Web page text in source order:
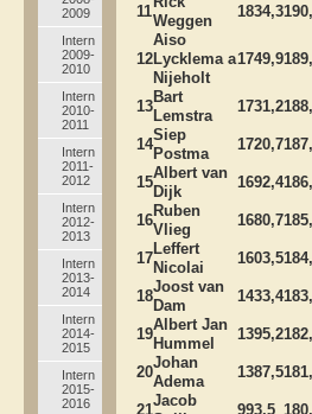
2009
Intern
2009-
2010
Intern
2010-
2011
Intern
2011-
2012
Intern
2012-
2013
Intern
2013-
2014
Intern
2014-
2015
Intern
2015-
2016
11
Weggen
1834,3
12
Aiso
Lycklema a
Nijeholt
1749,9
13
Bart
Lemstra
1731,2
14
Siep
Postma
1720,7
15
Albert van
Dijk
1692,4
16
Ruben
Vlieg
1680,7
17
Leffert
Nicolai
1603,5
18
Joost van
Dam
1433,4
19
Albert Jan
Hummel
1395,2
20
Johan
Adema
1387,5
21
Jacob
993,5